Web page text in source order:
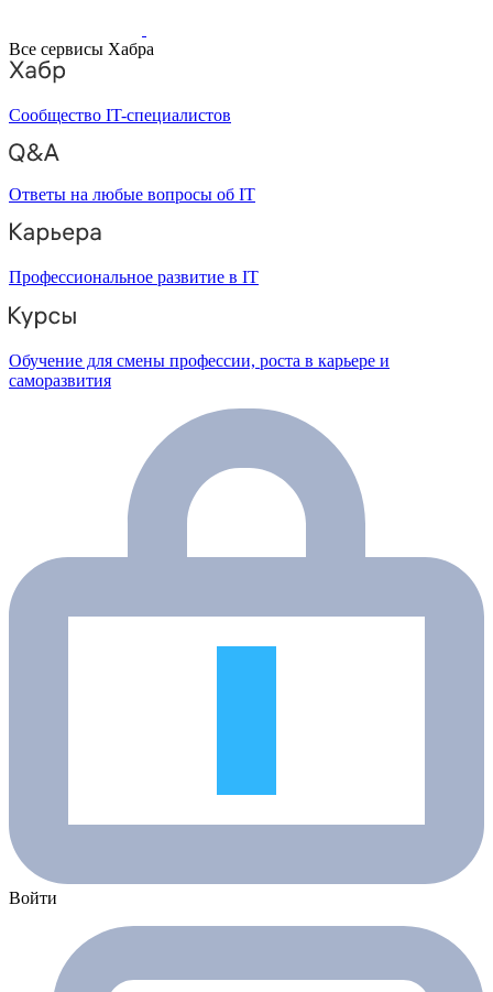
Все сервисы Хабра
Сообщество IT-специалистов
Ответы на любые вопросы об IT
Профессиональное развитие в IT
Обучение для смены профессии, роста в карьере и
саморазвития
Войти